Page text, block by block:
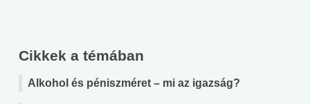
Cikkek a témában
Alkohol és péniszméret – mi az igazság?